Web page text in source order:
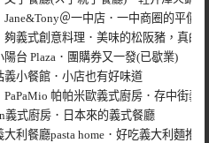
Jane&Tony＠一中店．一中商圈的平價
夠義式創意料理．美味的松阪豬，真的
陽台 Plaza．團購券又一發(已歇業)
義小餐館．小店也有好味道
PaPaMio 帕帕米歐義式廚房．存中街義
義式廚房．日本來的義式餐廳
利餐廳pasta home．好吃義大利麵推薦